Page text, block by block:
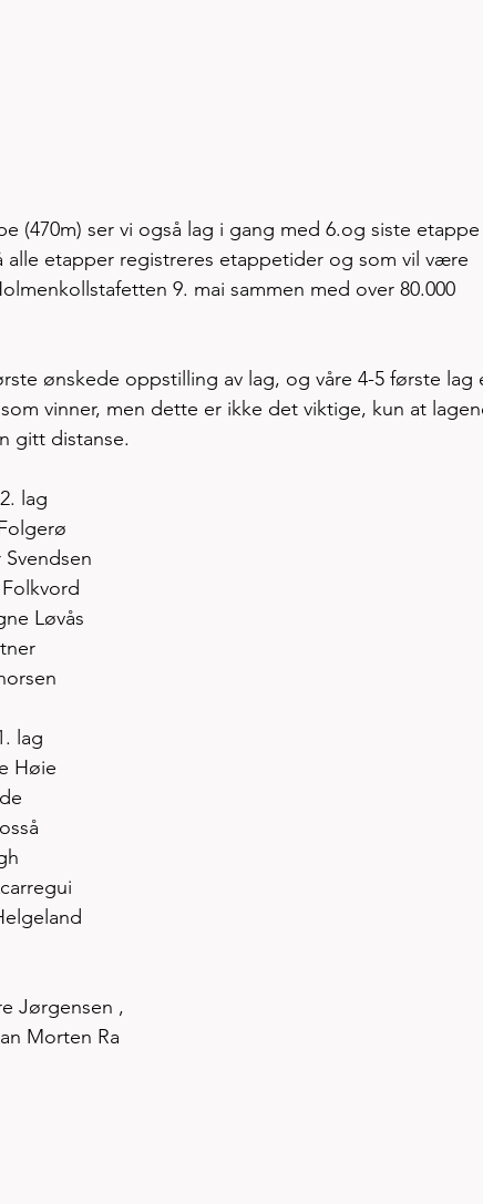
(470m) ser vi også lag i gang med 6.og siste etappe
alle etapper registreres etappetider og som vil være
9. mai sammen med over 80.000
ønskede oppstilling av lag, og våre 4-5 første lag
vinner, men dette er ikke det viktige, kun at
gitt distanse.
2. lag
Svendsen
Løvås
lag
Høie
Jørgensen ,
Morten Ra